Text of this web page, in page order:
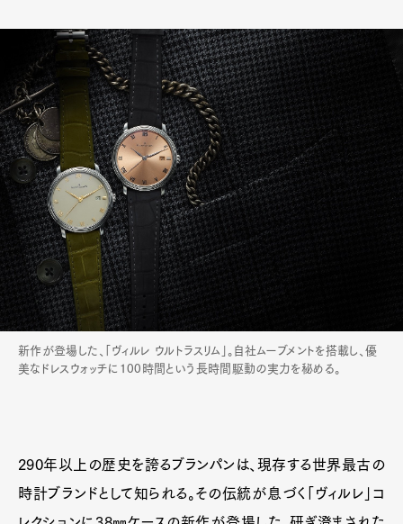
新作が登場した、「ヴィルレ ウルトラスリム」。自社ムーブメントを搭載し、優
美なドレスウォッチに100時間という長時間駆動の実力を秘める。
290年以上の歴史を誇るブランパンは、現存する世界最古の
時計ブランドとして知られる。その伝統が息づく「ヴィルレ」コ